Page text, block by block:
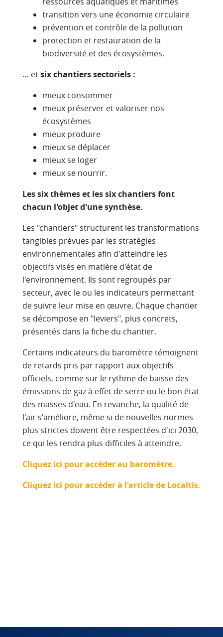
transition vers une économie circulaire
prévention et contrôle de la pollution
protection et restauration de la
biodiversité et des écosystèmes.
… etsix chantiers sectoriels :
mieux consommer
mieux préserver et valoriser nos
écosystèmes
mieux produire
mieux se déplacer
mieux se loger
mieux se nourrir.
Les six thèmes et les six chantiers font
chacun l'objet d'une synthèse.
Les "chantiers" structurent les transformations
tangibles prévues par les stratégies
environnementales afin d'atteindre les
objectifs visés en matière d'état de
l'environnement. Ils sont regroupés par
secteur, avec le ou les indicateurs permettant
de suivre leur mise en œuvre. Chaque chantier
se décompose en "leviers", plus concrets,
présentés dans la fiche du chantier.
Certains indicateurs du baromètre témoignent
de retards pris par rapport aux objectifs
officiels, comme sur le rythme de baisse des
émissions de gaz à effet de serre ou le bon état
des masses d'eau. En revanche, la qualité de
l'air s'améliore, même si de nouvelles normes
plus strictes doivent être respectées d'ici 2030,
ce qui les rendra plus difficiles à atteindre.
Cliquez ici pour accéder au baromètre.
Cliquez ici pour accéder à l'article de Localtis.